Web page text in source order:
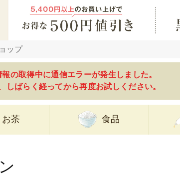
ップ
の取得中に通信エラーが発生しました。
しばらく経ってから再度お試しください。
お茶 食品